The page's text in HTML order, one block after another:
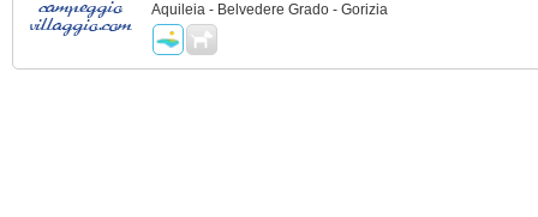
Aquileia - Belvedere Grado - Gorizia